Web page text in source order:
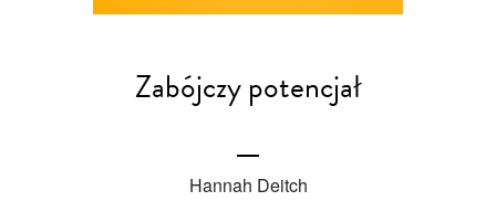
Zabójczy potencjał
Hannah Deitch